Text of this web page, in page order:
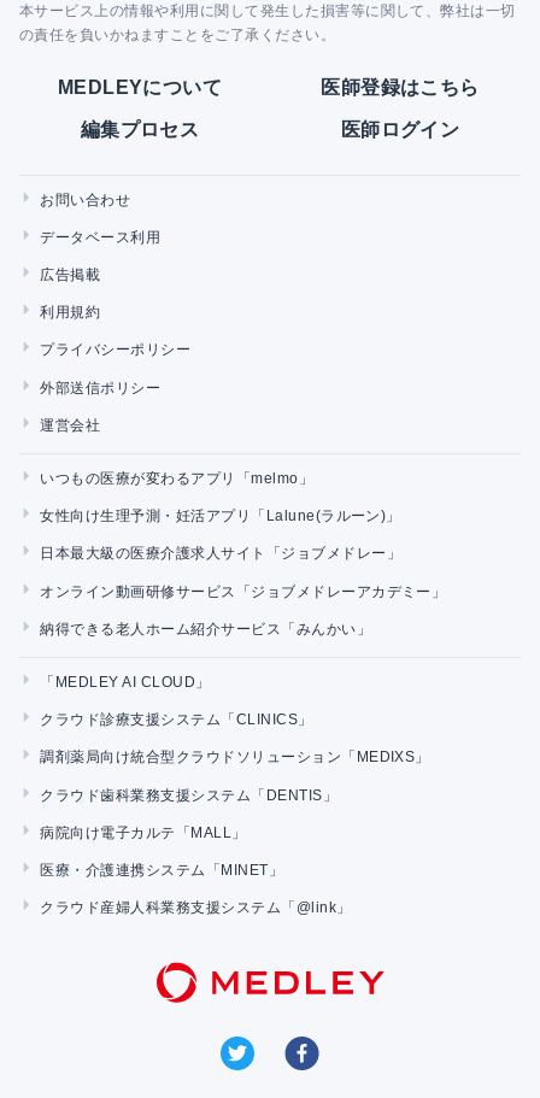
本サービス上の情報や利用に関して発生した損害等に関して、弊社は一切
の責任を負いかねますことをご了承ください。
MEDLEYについて 医師登録はこちら
編集プロセス 医師ログイン
お問い合わせ
データベース利用
広告掲載
利用規約
プライバシーポリシー
外部送信ポリシー
運営会社
いつもの医療が変わるアプリ「melmo」
女性向け生理予測・妊活アプリ「Lalune(ラルーン)」
日本最大級の医療介護求人サイト「ジョブメドレー」
オンライン動画研修サービス「ジョブメドレーアカデミー」
納得できる老人ホーム紹介サービス「みんかい」
「MEDLEY AI CLOUD」
クラウド診療支援システム「CLINICS」
調剤薬局向け統合型クラウドソリューション「MEDIXS」
クラウド歯科業務支援システム「DENTIS」
病院向け電子カルテ「MALL」
医療・介護連携システム「MINET」
クラウド産婦人科業務支援システム「@link」